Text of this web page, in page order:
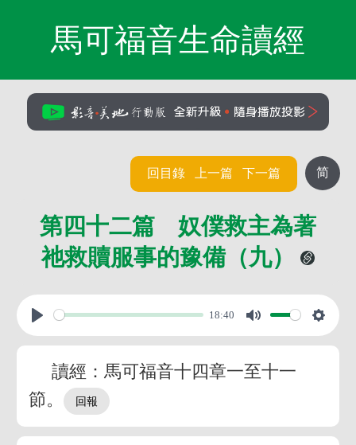
馬可福音生命讀經
简
回目錄 上一篇 下一篇
第四十二篇 奴僕救主為著
祂救贖服事的豫備（九）
18:40
讀經：馬可福音十四章一至十一
節。